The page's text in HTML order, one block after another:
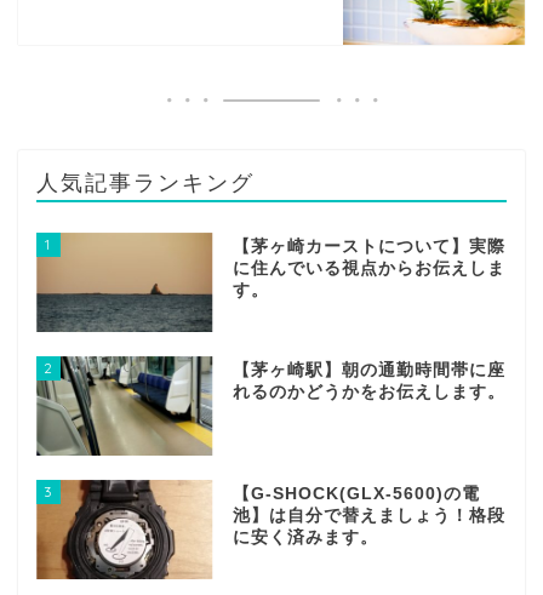
人気記事ランキング
1
【茅ヶ崎カーストについて】実際
に住んでいる視点からお伝えしま
す。
2
【茅ヶ崎駅】朝の通勤時間帯に座
れるのかどうかをお伝えします。
3
【G-SHOCK(GLX-5600)の電
池】は自分で替えましょう！格段
に安く済みます。PROFILE